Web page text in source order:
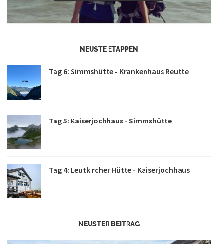
NEUSTE ETAPPEN
Tag 6: Simmshütte - Krankenhaus Reutte
Tag 5: Kaiserjochhaus - Simmshütte
Tag 4: Leutkircher Hütte - Kaiserjochhaus
NEUSTER BEITRAG